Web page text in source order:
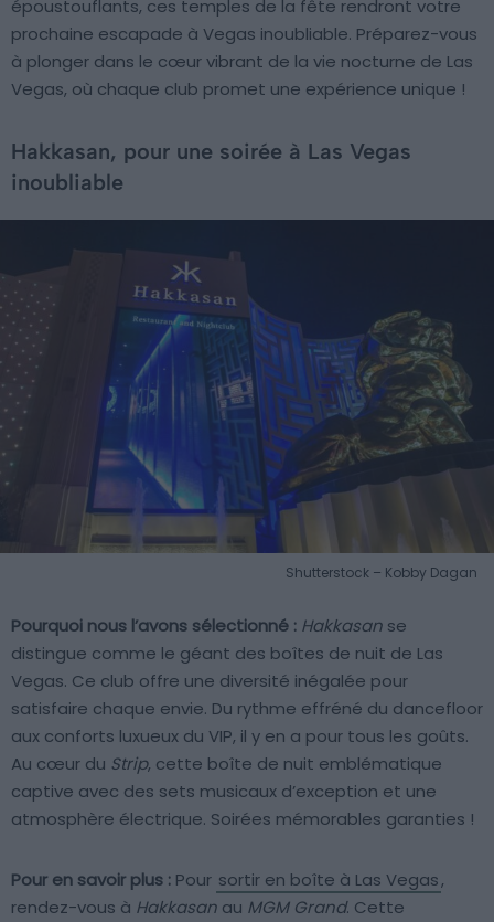
époustouflants, ces temples de la fête rendront votre
prochaine escapade à Vegas inoubliable. Préparez-vous
à plonger dans le cœur vibrant de la vie nocturne de Las
Vegas, où chaque club promet une expérience unique !
Hakkasan, pour une soirée à Las Vegas
inoubliable
Shutterstock – Kobby Dagan
Pourquoi nous l’avons sélectionné : Hakkasan se
distingue comme le géant des boîtes de nuit de Las
Vegas. Ce club offre une diversité inégalée pour
satisfaire chaque envie. Du rythme effréné du dancefloor
aux conforts luxueux du VIP, il y en a pour tous les goûts.
Au cœur du Strip, cette boîte de nuit emblématique
captive avec des sets musicaux d’exception et une
atmosphère électrique. Soirées mémorables garanties !
Pour en savoir plus : Pour sortir en boîte à Las Vegas,
rendez-vous à Hakkasan au MGM Grand. Cette